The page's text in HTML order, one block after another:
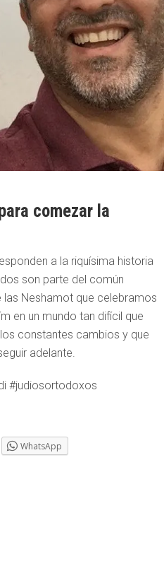
comezar la
a la riquísima historia
son parte del común
Neshamot que celebramos
en un mundo tan difícil que
constantes cambios y que
adelante.
#judiosortodoxos
WhatsApp